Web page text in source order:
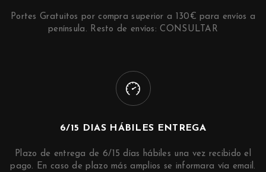
Portes Gratuitos por compra superior a 130€ para envíos a
península. Resto de envíos: CONSULTAR
6/15 DIAS HÁBILES ENTREGA
Plazo de entrega de 6/15 días hábiles una vez recibido el
pago. En caso de plazo más amplios se informara vía email.